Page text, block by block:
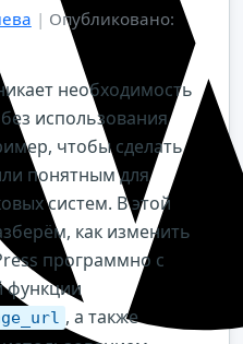
| Опубликовано:
необходимость
использования
чтобы сделать
понятным для
систем. В этой
как изменить
программно с
функции
, а также